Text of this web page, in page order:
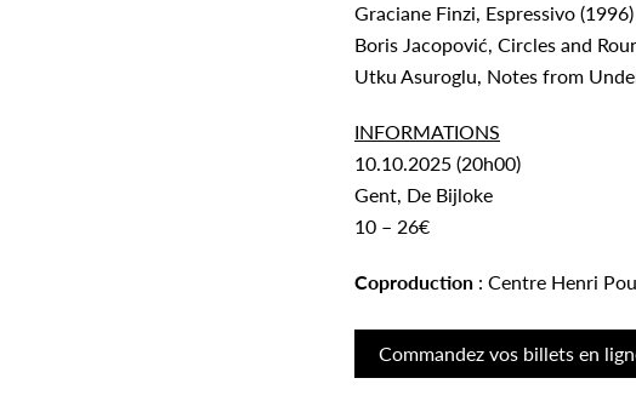
Graciane Finzi, Espressivo (1996)
Boris Jacopović, Circles and
Utku Asuroglu, Notes from
INFORMATIONS
10.10.2025 (20h00)
Gent, De Bijloke
10 – 26€
Coproduction : Centre Henri
Commandez vos billets en